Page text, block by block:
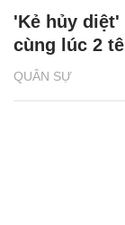
QUÂN SỰ
'Kẻ hủy
cùng lúc 2